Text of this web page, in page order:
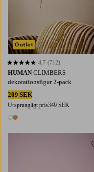
HUMAN CLIMBERS
dekorationsfigur 2-pack
209 SEK
Ursprungligt pris349 SEK
2 färger
4,7 baserat på 712 st betyg
4,7 (712)
Outlet